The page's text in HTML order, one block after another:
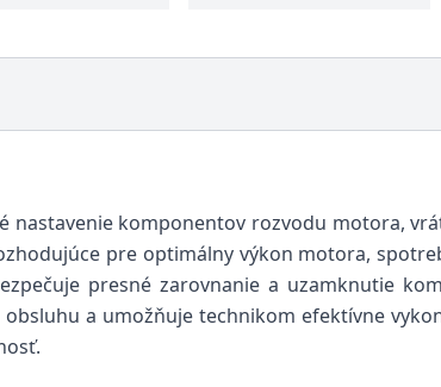
nastavenie komponentov rozvodu motora,
pre optimálny výkon motora,
presné zarovnanie a uzamknutie
a umožňuje technikom efektívne